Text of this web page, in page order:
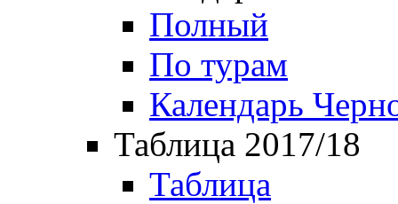
Полный
По турам
Календарь
Таблица 2017/18
Таблица